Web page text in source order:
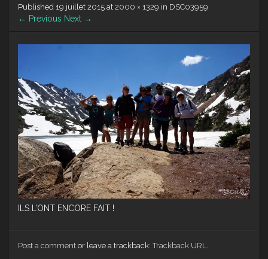
content
Published 19 juillet 2015 at 2000 × 1329 in DSC03959
← Previous Next →
ILS L’ONT ENCORE FAIT !
Post a comment or leave a trackback:Trackback URL